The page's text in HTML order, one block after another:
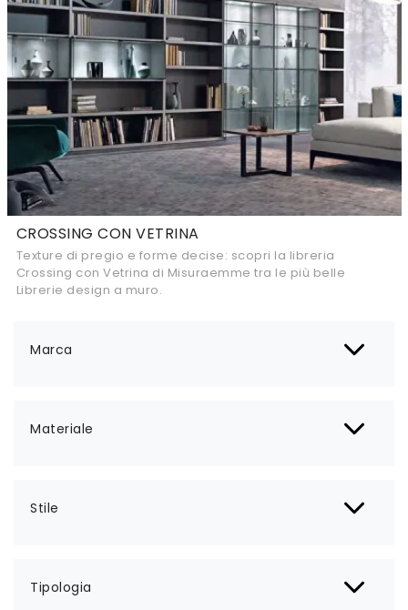
Marca
Materiale
Stile
Tipologia
CROSSING CON VETRINA
Texture di pregio e forme decise: scopri la libreria
Crossing con Vetrina di Misuraemme tra le più belle
Librerie design a muro.